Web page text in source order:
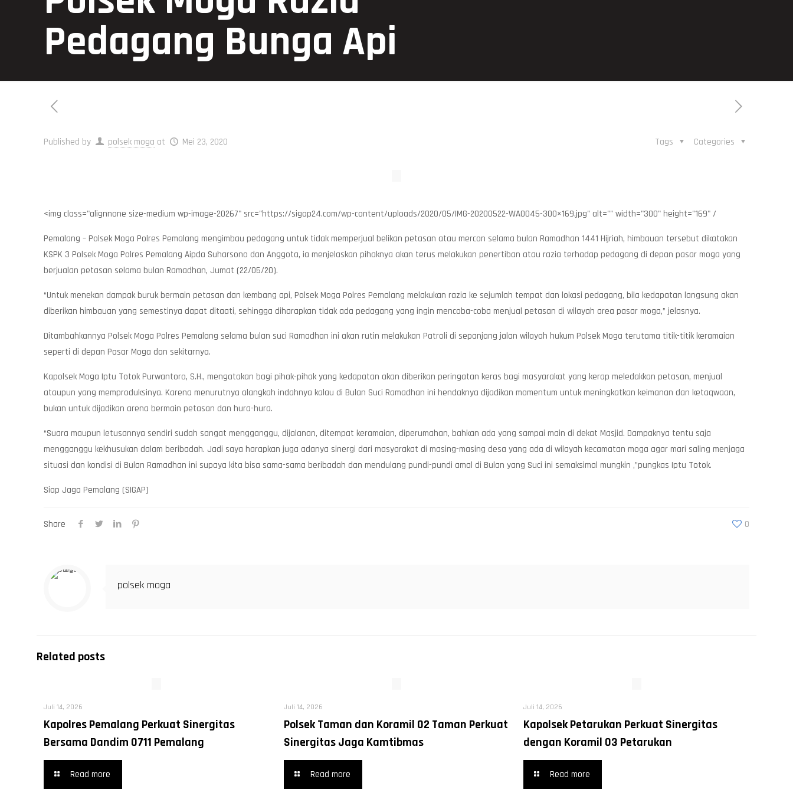
Pedagang Bunga Api
Published by polsek moga at Mei 23, 2020 Categories
Tags
<img class="alignnone size-medium wp-image-20267" src="https://sigap24.com/wp-content/uploads/2020/05/IMG-20200522-WA0045-300×169.jpg" alt="" width="300" height="169" /
Pemalang – Polsek Moga Polres Pemalang mengimbau pedagang untuk tidak memperjual belikan petasan atau mercon selama bulan Ramadhan 1441 Hijriah, himbauan tersebut dikatakan
KSPK 3 Polsek Moga Polres Pemalang Aipda Suharsono dan Anggota, ia menjelaskan pihaknya akan terus melakukan penertiban atau razia terhadap pedagang di depan pasar moga yang
berjualan petasan selama bulan Ramadhan, Jumat (22/05/20).
“Untuk menekan dampak buruk bermain petasan dan kembang api, Polsek Moga Polres Pemalang melakukan razia ke sejumlah tempat dan lokasi pedagang, bila kedapatan langsung akan
diberikan himbauan yang semestinya dapat ditaati, sehingga diharapkan tidak ada pedagang yang ingin mencoba-coba menjual petasan di wilayah area pasar moga,” jelasnya.
Ditambahkannya Polsek Moga Polres Pemalang selama bulan suci Ramadhan ini akan rutin melakukan Patroli di sepanjang jalan wilayah hukum Polsek Moga terutama titik-titik keramaian
seperti di depan Pasar Moga dan sekitarnya.
Kapolsek Moga Iptu Totok Purwantoro, S.H., mengatakan bagi pihak-pihak yang kedapatan akan diberikan peringatan keras bagi masyarakat yang kerap meledakkan petasan, menjual
ataupun yang memproduksinya. Karena menurutnya alangkah indahnya kalau di Bulan Suci Ramadhan ini hendaknya dijadikan momentum untuk meningkatkan keimanan dan ketaqwaan,
bukan untuk dijadikan arena bermain petasan dan hura-hura.
“Suara maupun letusannya sendiri sudah sangat mengganggu, dijalanan, ditempat keramaian, diperumahan, bahkan ada yang sampai main di dekat Masjid. Dampaknya tentu saja
mengganggu kekhusukan dalam beribadah. Jadi saya harapkan juga adanya sinergi dari masyarakat di masing-masing desa yang ada di wilayah kecamatan moga agar mari saling menjaga
situasi dan kondisi di Bulan Ramadhan ini supaya kita bisa sama-sama beribadah dan mendulang pundi-pundi amal di Bulan yang Suci ini semaksimal mungkin ,”pungkas Iptu Totok.
Siap Jaga Pemalang (SIGAP)
Share 0
polsek moga
Related posts
Juli 14, 2026
Kapolres Pemalang Perkuat Sinergitas
Bersama Dandim 0711 Pemalang
Read more
Juli 14, 2026
Polsek Taman dan Koramil 02 Taman Perkuat
Sinergitas Jaga Kamtibmas
Read more
Juli 14, 2026
Kapolsek Petarukan Perkuat Sinergitas
dengan Koramil 03 Petarukan
Read more